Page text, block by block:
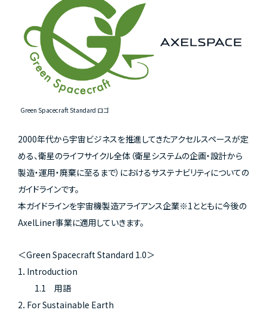
Green Spacecraft Standard ロゴ
2000年代から宇宙ビジネスを推進してきたアクセルスペースが定
める、衛星のライフサイクル全体（衛星システムの企画・設計から
製造・運用・廃棄に至るまで）におけるサステナビリティについての
ガイドラインです。
本ガイドラインを宇宙機製造アライアンス企業※1とともに今後の
AxelLiner事業に適用していきます。
＜Green Spacecraft Standard 1.0＞
1．Introduction
1.1 用語
2．For Sustainable Earth